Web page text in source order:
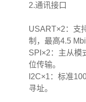
2.通讯接口
USART×2：支
制，最高4.5
SPI×2：主从模
位传输。
I2C×1：标准
寻址。